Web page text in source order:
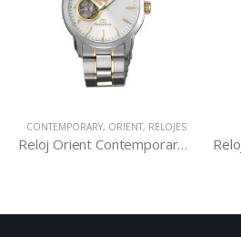
ORIENT,RELOJES
Reloj Orient Contemporary DA02001W
CLASSIC